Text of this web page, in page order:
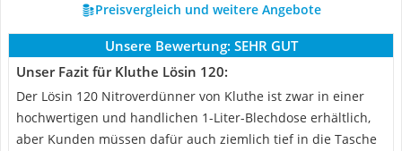
Preisvergleich und weitere Angebote
Unsere Bewertung: SEHR GUT
Unser Fazit für Kluthe Lösin 120:
Der Lösin 120 Nitroverdünner von Kluthe ist zwar in einer
hochwertigen und handlichen 1-Liter-Blechdose erhältlich,
aber Kunden müssen dafür auch ziemlich tief in die Tasche